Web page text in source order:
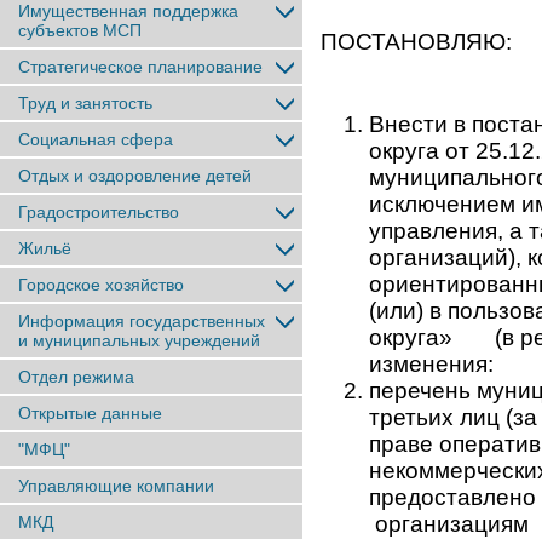
Имущественная поддержка
субъектов МСП
Стратегическое планирование
Труд и занятость
Социальная сфера
Отдых и оздоровление детей
Градостроительство
Жильё
Городское хозяйство
Информация государственных
и муниципальных учреждений
Отдел режима
Открытые данные
"МФЦ"
Управляющие компании
МКД
ПОСТАНОВЛЯЮ:
Внести в
округа от
исключением
управления, а
организаций),
(или) в
округа» (в
изменения:
перечень
третьих лиц
праве